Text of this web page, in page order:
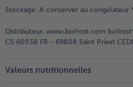
Stockage: A conserver au congélateur
Distributeur: www.bofrost.com
CS 60038 FR - 69808 Saint Priest
Valeurs nutritionnelles